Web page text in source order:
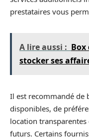
prestataires vous
A lire aussi : Box
stocker ses
Il est recommandé de
disponibles, de
location transparentes
futurs. Certains